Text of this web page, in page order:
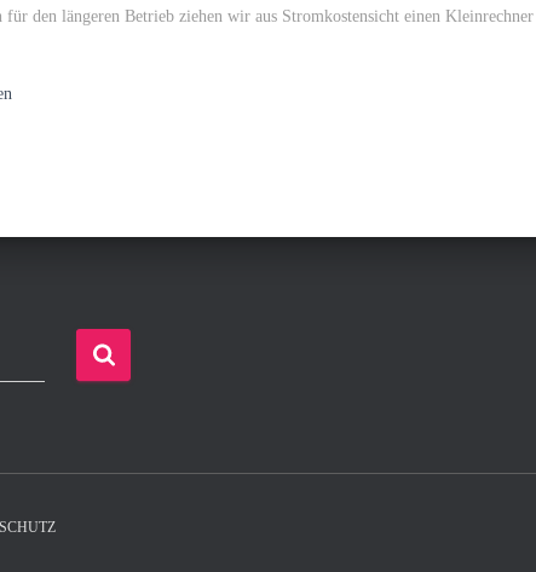
für den längeren Betrieb ziehen wir aus Stromkostensicht einen